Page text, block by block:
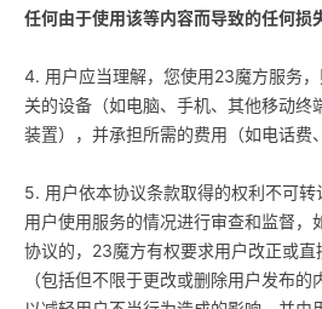
任何由于使用该等内容而导致的任何损
4. 用户应当理解，您使用23魔方服务
关的设备（如电脑、手机、其他移动终
装置），并承担所需的费用（如电话费
5. 用户依本协议条款取得的权利不可
用户使用服务的情况进行审查和监督，
协议的，23魔方有权要求用户改正或
（包括但不限于更改或删除用户发布的